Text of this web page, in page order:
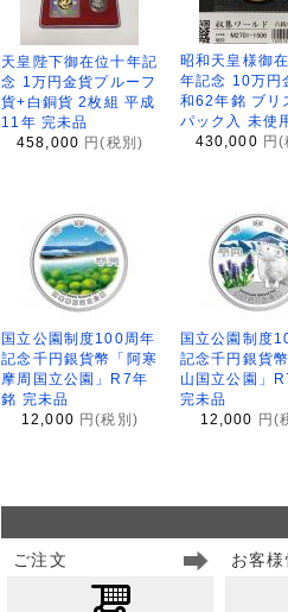
天皇陛下御在位十年記
念 1万円金貨プルーフ
貨+白銅貨 2枚組 平成
11年 完未品
458,000 円(税別)
昭和天皇様御
年記念 10万円
和62年銘 ブリ
パック入 未使
430,000 円(
国立公園制度100周年
記念千円銀貨幣「阿寒
摩周国立公園」R7年
銘 完未品
12,000 円(税別)
国立公園制度
記念千円銀貨
山国立公園」
完未品
12,000 円(
ご注文
お客様